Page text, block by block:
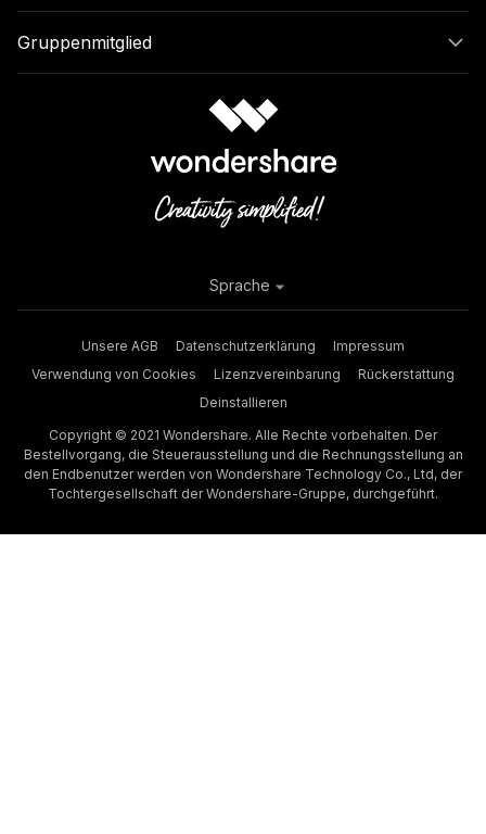
Gruppenmitglied
Unsere AGB Datenschutzerklärung
Impressum
Verwendung von Cookies
Lizenzvereinbarung
Rückerstattung
Deinstallieren
Copyright © 2021 Wondershare. Alle Rechte vorbehalten. Der
Bestellvorgang, die Steuerausstellung und die Rechnungsstellung an
den Endbenutzer werden von Wondershare Technology Co., Ltd, der
Tochtergesellschaft der Wondershare-Gruppe, durchgeführt.
Sprache